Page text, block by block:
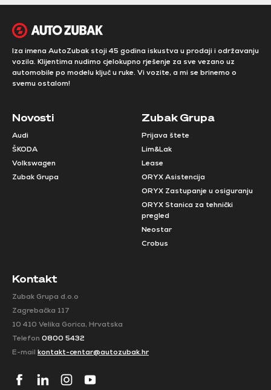
Iza imena AutoZubak stoji 45 godina iskustva u prodaji i održavanju
vozila. Klijentima nudimo cjelokupno rješenje za sve vezano uz
automobile po modelu ključ u ruke. Vi vozite, a mi se brinemo o
svemu ostalom!
Novosti
Audi
ŠKODA
Volkswagen
Zubak Grupa
Zubak Grupa
Prijava štete
Lim&Lak
Lease
ORYX Asistencija
ORYX Zastupanje u osiguranju
ORYX Stanica za tehnički
pregled
Neostar
Crobus
Kontakt
Zubak Grupa d.o.o
Zagrebačka 117
10 410 Velika Gorica, Hrvatska
Telefon 0800 5432
E-mail kontakt-centar@autozubak.hr